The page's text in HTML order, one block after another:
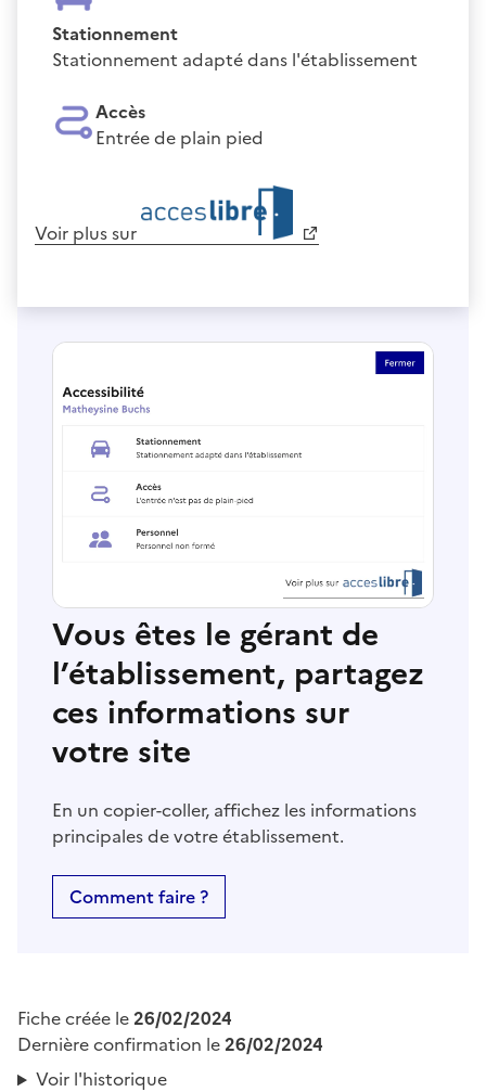
Stationnement
Stationnement adapté dans l'établissement
Accès
Entrée de plain pied
Voir plus sur
Vous êtes le gérant de
l’établissement, partagez
ces informations sur
votre site
En un copier-coller, affichez les informations
principales de votre établissement.
Comment faire ?
Fiche créée le26/02/2024
Dernière confirmation le26/02/2024
Voir l'historique